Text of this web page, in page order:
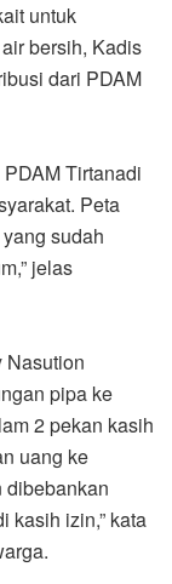
untuk
bersih, Kadis
dari PDAM
Tirtanadi
Peta
sudah
jelas
Nasution
pipa ke
2 pekan kasih
uang ke
dibebankan
kasih izin,” kata